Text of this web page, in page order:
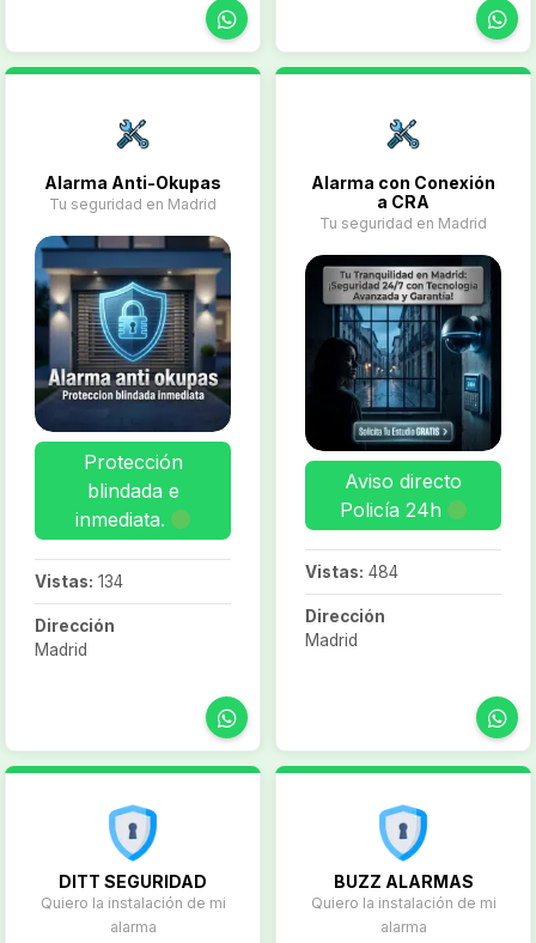
Alarma Anti-Okupas
Tu seguridad en Madrid
Protección
blindada e
inmediata.
Vistas: 134
Dirección
Madrid
Alarma con Conexión
a CRA
Tu seguridad en Madrid
Aviso directo
Policía 24h
Vistas: 484
Dirección
Madrid
DITT SEGURIDAD
Quiero la instalación de mi
alarma
BUZZ ALARMAS
Quiero la instalación de mi
alarma